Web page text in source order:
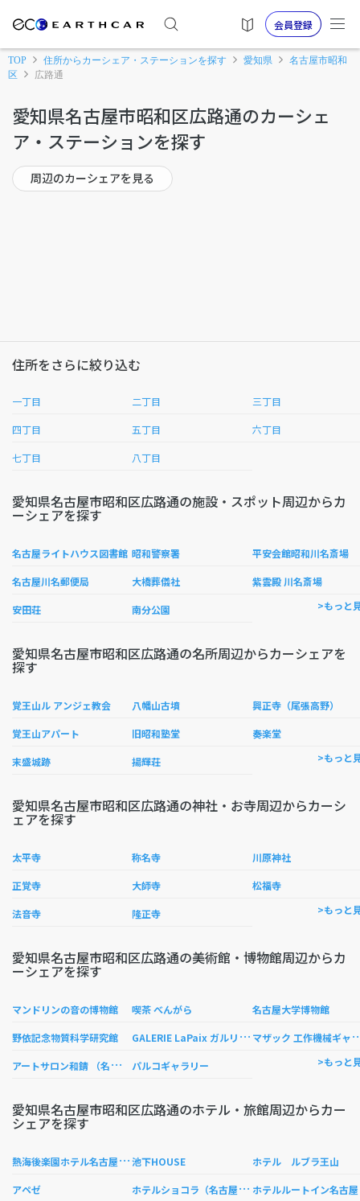
会員登録
TOP 住所からカーシェア・ステーションを探す 愛知県
名古屋市昭和
区
広路通
愛知県名古屋市昭和区広路通のカーシェ
ア・ステーションを探す
周辺のカーシェアを見る
住所をさらに絞り込む
一丁目 二丁目 三丁目
四丁目 五丁目 六丁目
七丁目 八丁目
愛知県名古屋市昭和区広路通の施設・スポット周辺からカ
ーシェアを探す
名古屋ライトハウス図書館 昭和警察署 平安会館昭和川名斎場
名古屋川名郵便局 大橋葬儀社 紫雲殿 川名斎場
安田荘 南分公園 >もっと
愛知県名古屋市昭和区広路通の名所周辺からカーシェアを
探す
覚王山ル アンジェ教会 八幡山古墳 興正寺（尾張高野）
覚王山アパート 旧昭和塾堂 奏楽堂
末盛城跡 揚輝荘 >もっと
愛知県名古屋市昭和区広路通の神社・お寺周辺からカーシ
ェアを探す
太平寺 称名寺 川原神社
正覚寺 大師寺 松福寺
法音寺 隆正寺 >もっと
愛知県名古屋市昭和区広路通の美術館・博物館周辺からカ
ーシェアを探す
マンドリンの音の博物館 喫茶 べんがら 名古屋大学博物館
野依記念物質科学研究館 G
ALERIE LaPaix ガルリラペ
ザック 工
ア
ートサロン和錆 （名古屋本店） パルコギャラリー >もっと
愛知県名古屋市昭和区広路通のホテル・旅館周辺からカー
シェアを探す
熱
海後楽園ホテル名古屋営業所池下HOUSE ホテル ルブラ王山
アペゼ ホ
テルショコラ（名古屋市）